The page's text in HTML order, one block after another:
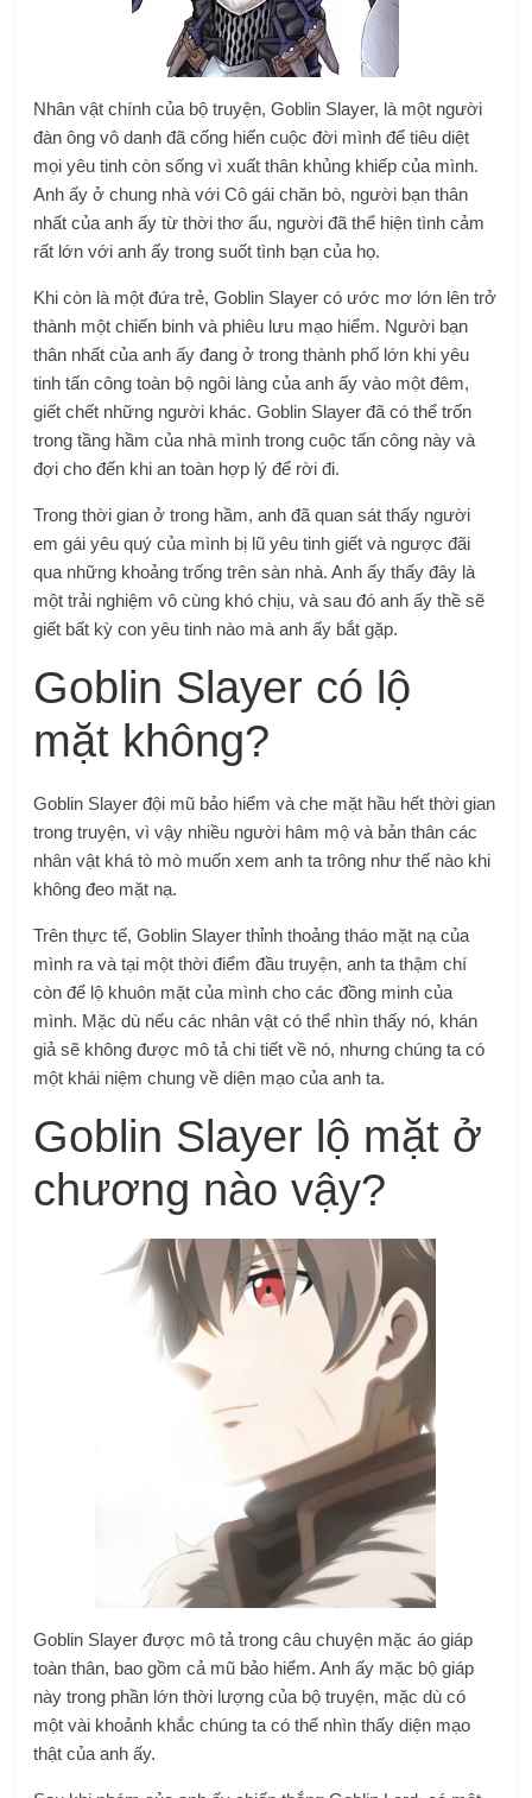
Nhân vật chính của bộ truyện, Goblin Slayer, là một người
đàn ông vô danh đã cống hiến cuộc đời mình để tiêu diệt
mọi yêu tinh còn sống vì xuất thân khủng khiếp của mình.
Anh ấy ở chung nhà với Cô gái chăn bò, người bạn thân
nhất của anh ấy từ thời thơ ấu, người đã thể hiện tình cảm
rất lớn với anh ấy trong suốt tình bạn của họ.
Khi còn là một đứa trẻ, Goblin Slayer có ước mơ lớn lên trở
thành một chiến binh và phiêu lưu mạo hiểm. Người bạn
thân nhất của anh ấy đang ở trong thành phố lớn khi yêu
tinh tấn công toàn bộ ngôi làng của anh ấy vào một đêm,
giết chết những người khác. Goblin Slayer đã có thể trốn
trong tầng hầm của nhà mình trong cuộc tấn công này và
đợi cho đến khi an toàn hợp lý để rời đi.
Trong thời gian ở trong hầm, anh đã quan sát thấy người
em gái yêu quý của mình bị lũ yêu tinh giết và ngược đãi
qua những khoảng trống trên sàn nhà. Anh ấy thấy đây là
một trải nghiệm vô cùng khó chịu, và sau đó anh ấy thề sẽ
giết bất kỳ con yêu tinh nào mà anh ấy bắt gặp.
Goblin Slayer có lộ
mặt không?
Goblin Slayer đội mũ bảo hiểm và che mặt hầu hết thời gian
trong truyện, vì vậy nhiều người hâm mộ và bản thân các
nhân vật khá tò mò muốn xem anh ta trông như thế nào khi
không đeo mặt nạ.
Trên thực tế, Goblin Slayer thỉnh thoảng tháo mặt nạ của
mình ra và tại một thời điểm đầu truyện, anh ta thậm chí
còn để lộ khuôn mặt của mình cho các đồng minh của
mình. Mặc dù nếu các nhân vật có thể nhìn thấy nó, khán
giả sẽ không được mô tả chi tiết về nó, nhưng chúng ta có
một khái niệm chung về diện mạo của anh ta.
Goblin Slayer lộ mặt ở
chương nào vậy?
Goblin Slayer được mô tả trong câu chuyện mặc áo giáp
toàn thân, bao gồm cả mũ bảo hiểm. Anh ấy mặc bộ giáp
này trong phần lớn thời lượng của bộ truyện, mặc dù có
một vài khoảnh khắc chúng ta có thể nhìn thấy diện mạo
thật của anh ấy.